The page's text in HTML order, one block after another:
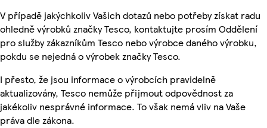
V případě jakýchkoliv Vašich dotazů nebo potřeby získat radu
ohledně výrobků značky Tesco, kontaktujte prosím Oddělení
pro služby zákazníkům Tesco nebo výrobce daného výrobku,
pokdu se nejedná o výrobek značky Tesco.
I přesto, že jsou informace o výrobcích pravidelně
aktualizovány, Tesco nemůže přijmout odpovědnost za
jakékoliv nesprávné informace. To však nemá vliv na Vaše
práva dle zákona.